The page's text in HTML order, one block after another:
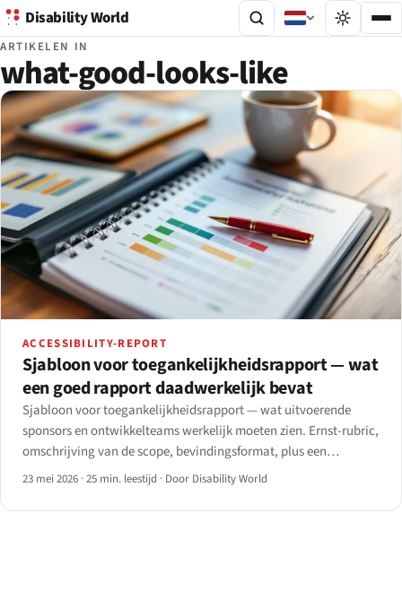
Disability World
ARTIKELEN IN
what-good-looks-like
ACCESSIBILITY-REPORT
Sjabloon voor toegankelijkheidsrapport — wat
een goed rapport daadwerkelijk bevat
Sjabloon voor toegankelijkheidsrapport — wat uitvoerende
sponsors en ontwikkelteams werkelijk moeten zien. Ernst-rubric,
omschrijving van de scope, bevindingsformat, plus een
downloadbare sjabloonstructuur voor 2026.
23 mei 2026 ·25 min. leestijd · Door Disability World